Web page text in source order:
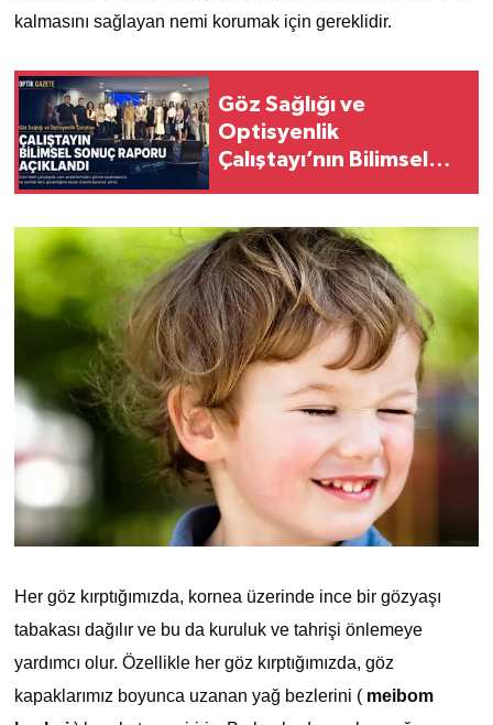
kalmasını sağlayan nemi korumak için gereklidir.
Göz Sağlığı ve
Optisyenlik
Çalıştayı’nın Bilimsel
Her göz kırptığımızda, kornea üzerinde ince bir gözyaşı
tabakası dağılır ve bu da kuruluk ve tahrişi önlemeye
yardımcı olur. Özellikle her göz kırptığımızda, göz
kapaklarımız boyunca uzanan yağ bezlerini ( meibom